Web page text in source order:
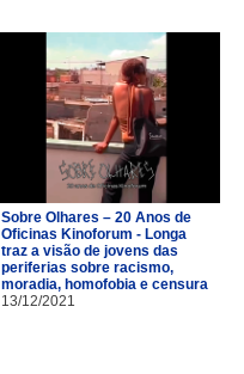
Sobre Olhares – 20 Anos de
Oficinas Kinoforum - Longa
traz a visão de jovens das
periferias sobre racismo,
moradia, homofobia e censura
13/12/2021